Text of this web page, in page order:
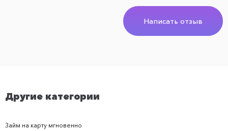
Написать отзыв
Другие категории
Займ на карту мгновенно